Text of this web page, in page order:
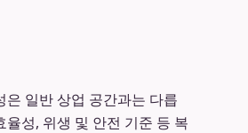
일반 상업 공간과는 다릅
성, 위생 및 안전 기준 등 복